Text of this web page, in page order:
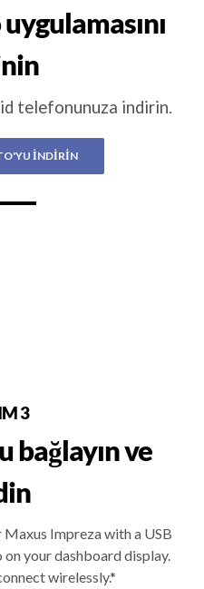
telefonunuza indirin.
INDIRIN
3
bağlayın ve
Impreza with a USB
your dashboard display.
wirelessly.*